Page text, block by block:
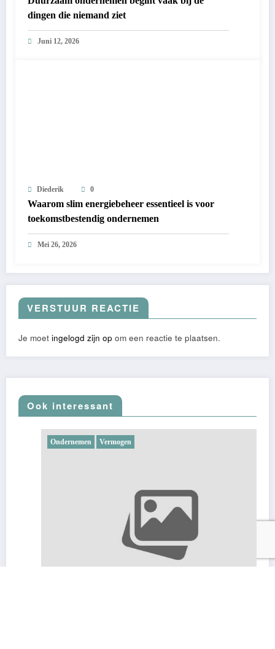
dingen die niemand ziet
Juni 12, 2026
Diederik 0
Waarom slim energiebeheer essentieel is voor
toekomstbestendig ondernemen
Mei 26, 2026
VERSTUUR REACTIE
Je moet ingelogd zijn op om een reactie te plaatsen.
Ook interessant
Ondernemen Vermogen